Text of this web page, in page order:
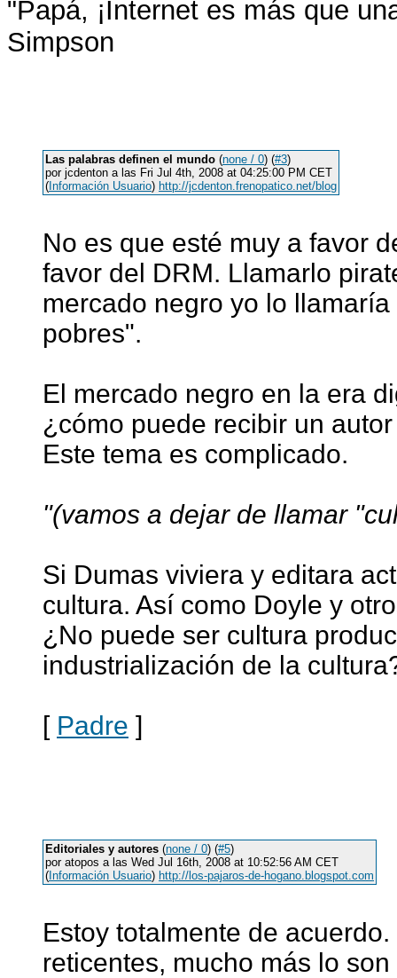
"Papá, ¡Internet es más que
Simpson
Las palabras definen el mundo (none / 0) (#3)
por jcdenton a las Fri Jul 4th, 2008 at 04:25:00 PM CET
( Información Usuario) http://jcdenton.frenopatico.net/blog
No es que esté muy a favor
favor del DRM. Llamarlo
mercado negro yo lo
pobres".
El mercado negro en la era
¿cómo puede recibir un
Este tema es complicado.
"(vamos a dejar de llamar
Si Dumas viviera y editara
cultura. Así como Doyle y
¿No puede ser cultura
industrialización de la
[ Padre ]
Editoriales y autores (none / 0) (#5)
por atopos a las Wed Jul 16th, 2008 at 10:52:56 AM CET
( Información Usuario) http://los-pajaros-de-hogano.blogspot.com
Estoy totalmente de
reticentes, mucho más lo